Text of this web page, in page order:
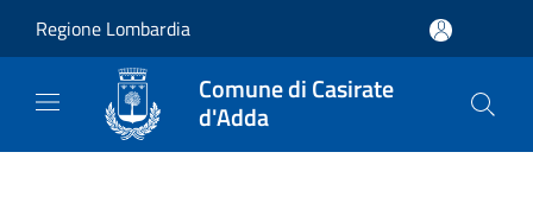
Regione Lombardia
Comune di Casirate
d'Adda